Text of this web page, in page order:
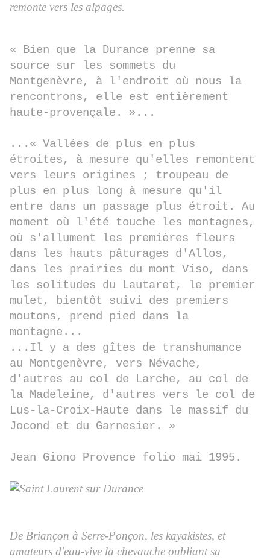
remonte vers les alpages.
« Bien que la Durance prenne sa
source sur les sommets du
Montgenèvre, à l'endroit où nous la
rencontrons, elle est entièrement
haute-provençale. »...
...« Vallées de plus en plus
étroites, à mesure qu'elles remontent
vers leurs origines ; troupeau de
plus en plus long à mesure qu'il
entre dans un passage plus étroit. Au
moment où l'été touche les montagnes,
où s'allument les premières fleurs
dans les hauts pâturages d'Allos,
dans les prairies du mont Viso, dans
les solitudes du Lautaret, le premier
mulet, bientôt suivi des premiers
moutons, prend pied dans la
montagne...
...Il y a des gîtes de transhumance
au Montgenèvre, vers Névache,
d'autres au col de Larche, au col de
la Madeleine, d'autres vers le col de
Lus-la-Croix-Haute dans le massif du
Jocond et du Garnesier. »
Jean Giono Provence folio mai 1995.
De Briançon à Serre-Ponçon, les kayakistes, et
amateurs d'eau-vive la chevauche oubliant sa